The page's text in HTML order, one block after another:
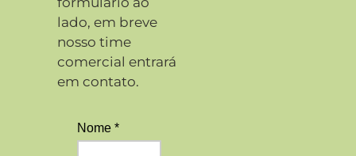
lado, em breve
nosso time
comercial entrará
em contato.